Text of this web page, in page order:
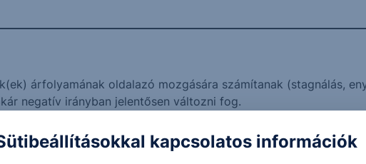
árfolyamának oldalazó mozgására számítanak (stagnálás,
negatív irányban jelentősen változni fog.
a futamidő alatt akár több alkalommal is.
attraktív befektetési lehetőséget keresnek.
hajlandóak lemondani a tőkevédelemről.
kapcsolatos információk